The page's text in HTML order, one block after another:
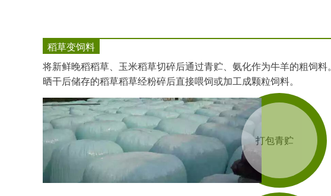
稻草变饲料
将新鲜晚稻稻草、玉米稻草切碎后通过青贮、氨化作为牛羊的粗饲料。
晒干后储存的稻草稻草经粉碎后直接喂饲或加工成颗粒饲料。
打包青贮